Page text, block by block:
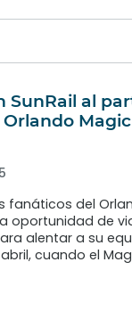
SunRail al
Magic
fanáticos del
oportunidad de
alentar a su
cuando el